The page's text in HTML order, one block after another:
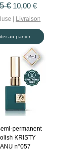
€ Prix
10,00 €
| Livraison
au panier
permanent
KRISTY
n°057